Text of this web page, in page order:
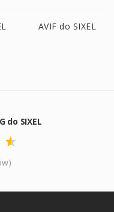
AVIF do SIXEL
do SIXEL